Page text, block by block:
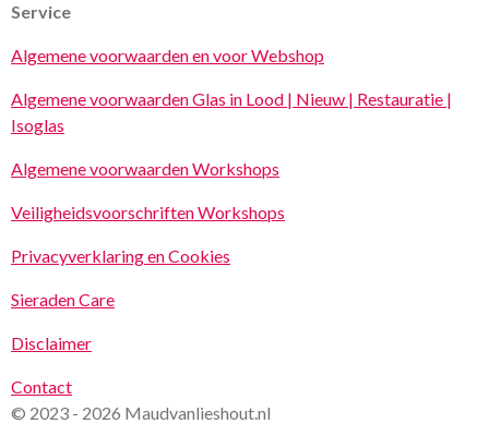
Service
Algemene voorwaarden en voor Webshop
Algemene voorwaarden Glas in Lood | Nieuw | Restauratie |
Isoglas
Algemene voorwaarden Workshops
Veiligheidsvoorschriften Workshops
Privacyverklaring en Cookies
Sieraden Care
Disclaimer
Contact
© 2023 - 2026 Maudvanlieshout.nl